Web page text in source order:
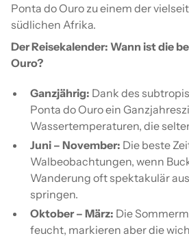
Ponta do Ouro zu einem der
südlichen Afrika.
Der Reisekalender: Wann ist die
Ouro?
Ganzjährig: Dank des
Ponta do Ouro ein
Wassertemperaturen, die
Juni – November: Die beste
Walbeobachtungen, wenn
Wanderung oft spektakulär
springen.
Oktober – März: Die
feucht, markieren aber die